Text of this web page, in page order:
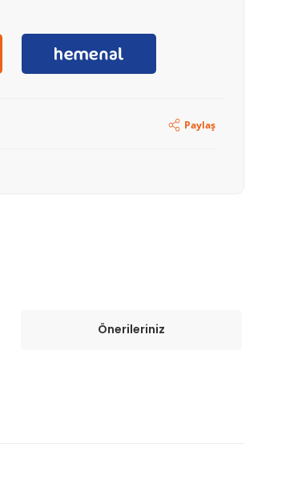
Paylaş
Önerileriniz